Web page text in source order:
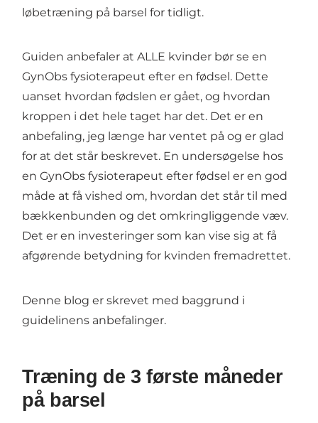
løbetræning på barsel for tidligt.
Guiden anbefaler at ALLE kvinder bør se en
GynObs fysioterapeut efter en fødsel. Dette
uanset hvordan fødslen er gået, og hvordan
kroppen i det hele taget har det. Det er en
anbefaling, jeg længe har ventet på og er glad
for at det står beskrevet. En undersøgelse hos
en GynObs fysioterapeut efter fødsel er en god
måde at få vished om, hvordan det står til med
bækkenbunden og det omkringliggende væv.
Det er en investeringer som kan vise sig at få
afgørende betydning for kvinden fremadrettet.
Denne blog er skrevet med baggrund i
guidelinens anbefalinger.
Træning de 3 første måneder
på barsel